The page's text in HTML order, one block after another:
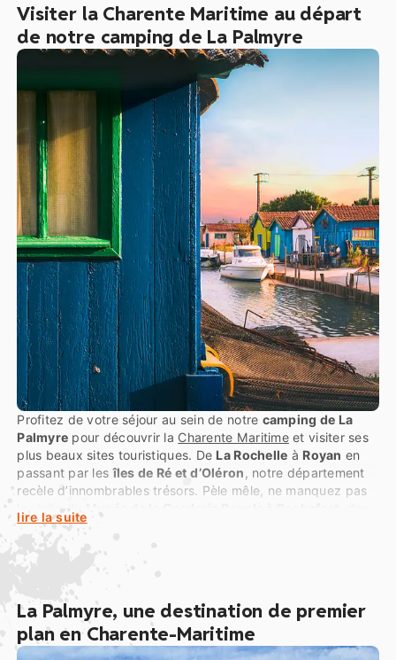
Visiter la Charente Maritime au départ
de notre camping de La Palmyre
Profitez de votre séjour au sein de notre camping de La
Palmyre pour découvrir la Charente Maritimeet visiter ses
plus beaux sites touristiques. De La Rochelle à Royan en
passant par lesîles de Ré et d’Oléron, notre département
recèle d’innombrables trésors. Pèle mêle, ne manquez pas
la visite du
Grottes de Régulus à Meschers sur Gironde
lire la suite
La Palmyre, une destination de premier
plan en Charente-Maritime